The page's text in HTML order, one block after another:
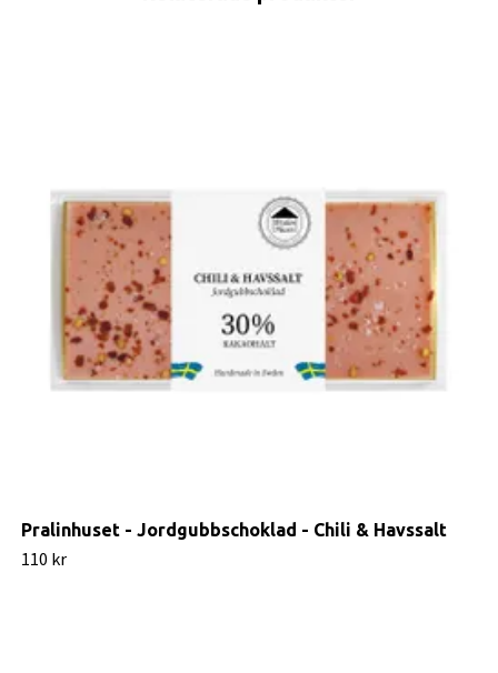
Pralinhuset - Jordgubbschoklad - Chili & Havssalt
110 kr